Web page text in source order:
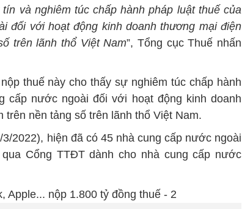
và nghiêm túc chấp hành pháp luật thuế của
đối với hoạt động kinh doanh thương mại điện
trên lãnh thổ Việt Nam”, Tổng cục Thuế nhấn
thuế này cho thấy sự nghiêm túc chấp hành
cấp nước ngoài đối với hoạt động kinh doanh
nền tảng số trên lãnh thổ Việt Nam.
2022), hiện đã có 45 nhà cung cấp nước ngoài
Cổng TTĐT dành cho nhà cung cấp nước